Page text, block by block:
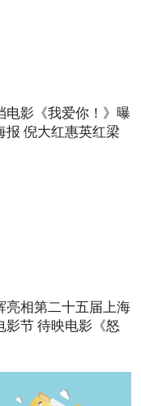
电影《我爱你！》曝
报 倪大红惠英红梁
亮相第二十五届上海
影节 待映电影《怒